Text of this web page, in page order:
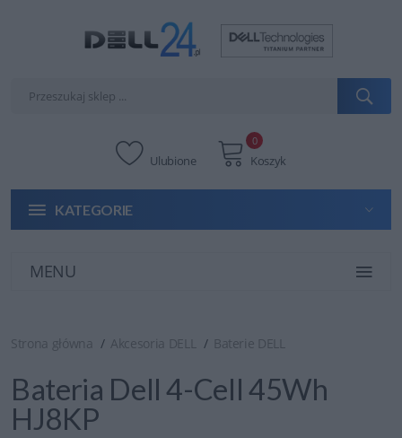
Ulubione Koszyk
0
KATEGORIE
MENU
Strona główna Akcesoria DELL Baterie DELL
Bateria Dell 4-Cell 45Wh
HJ8KP